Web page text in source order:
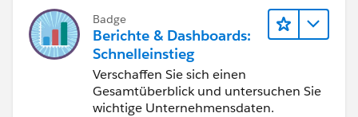
Badge
Berichte & Dashboards:
Schnelleinstieg
Verschaffen Sie sich einen
Gesamtüberblick und untersuchen Sie
wichtige Unternehmensdaten.